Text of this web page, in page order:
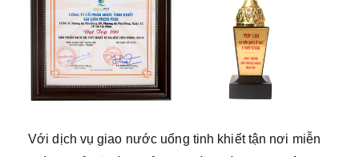
Với dịch vụ giao nước uống tinh khiết tận nơi miễn